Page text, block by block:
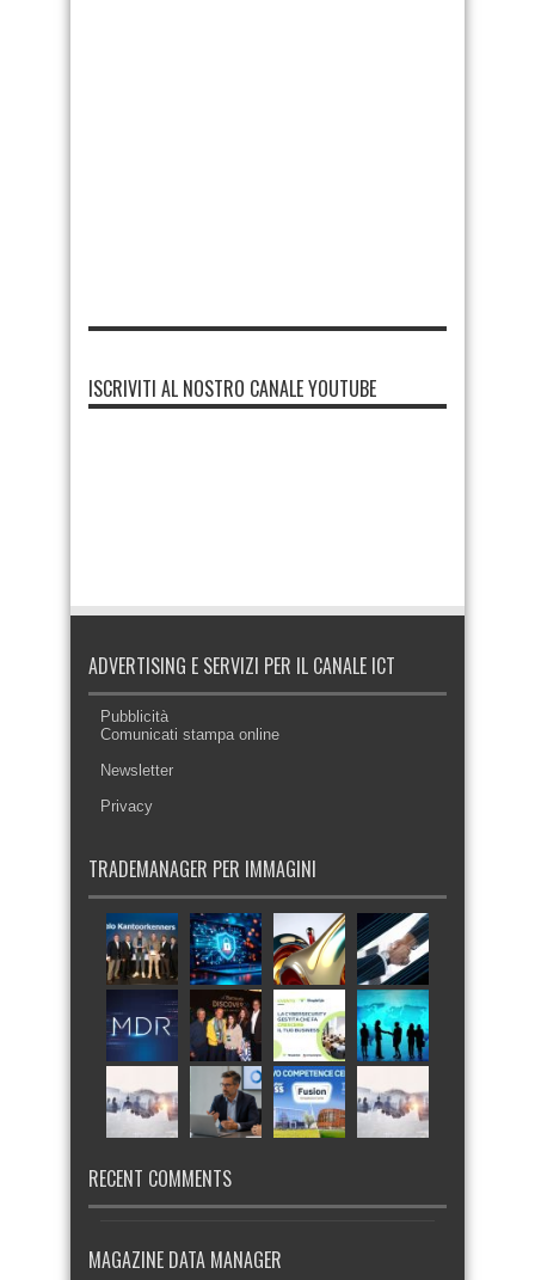
ISCRIVITI AL NOSTRO CANALE YOUTUBE
ADVERTISING E SERVIZI PER IL CANALE ICT
Pubblicità
Comunicati stampa online
Newsletter
Privacy
TRADEMANAGER PER IMMAGINI
RECENT COMMENTS
MAGAZINE DATA MANAGER